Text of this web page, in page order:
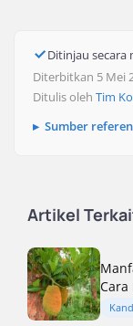
Ditinjau secara
Diterbitkan 5 Mei
Ditulis oleh Tim
Sumber
Artikel
Cara